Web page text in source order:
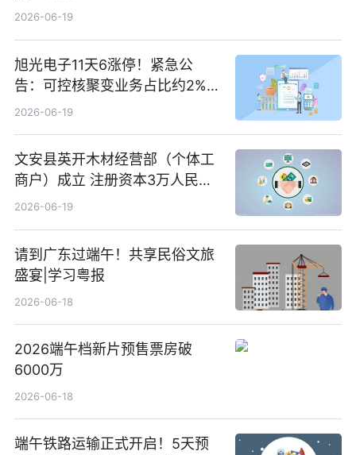
2026-06-19
旭光电子11天6涨停！紧急公
告：可控核聚变业务占比约2%！
前沿热点
2026-06-19
文安县英开木材经营部（个体工
商户）成立 注册资本3万人民币
新要闻
2026-06-19
请到广东过端午！共享民俗文旅
盛宴|学习粤报
2026-06-18
2026端午档新片预售票房破
6000万
2026-06-18
端午铁路运输正式开启！5天预